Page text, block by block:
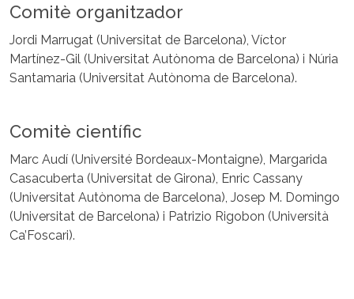
Comitè organitzador
Jordi Marrugat (Universitat de Barcelona), Víctor
Martínez-Gil (Universitat Autònoma de Barcelona) i Núria
Santamaria (Universitat Autònoma de Barcelona).
Comitè científic
Marc Audí (Université Bordeaux-Montaigne), Margarida
Casacuberta (Universitat de Girona), Enric Cassany
(Universitat Autònoma de Barcelona), Josep M. Domingo
(Universitat de Barcelona) i Patrizio Rigobon (Università
Ca’Foscari).